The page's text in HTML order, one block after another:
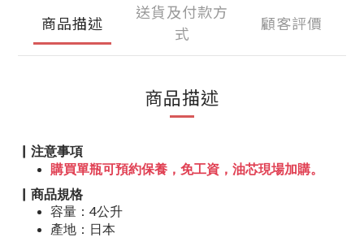
商品描述
送貨及付款方
式
顧客評價
商品描述
▏注意事項
購買單瓶可預約保養，免工資，油芯現場加購。
▏商品規格
容量：4公升
產地：日本